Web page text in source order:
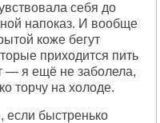
себя до
напоказ. И вообще
коже бегут
приходится пить
— я ещё не заболела,
торчу на холоде.
быстренько